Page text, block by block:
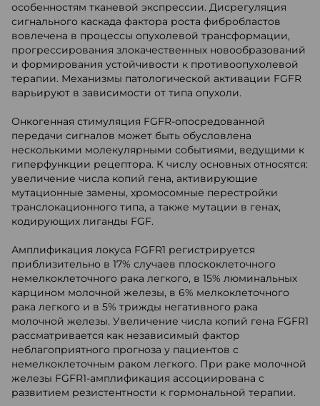
особенностям тканевой экспрессии. Дисрегуляция
сигнального каскада фактора роста фибробластов
вовлечена в процессы опухолевой трансформации,
прогрессирования злокачественных новообразований
и формирования устойчивости к противоопухолевой
терапии. Механизмы патологической активации FGFR
варьируют в зависимости от типа опухоли.
Онкогенная стимуляция FGFR-опосредованной
передачи сигналов может быть обусловлена
несколькими молекулярными событиями, ведущими к
гиперфункции рецептора. К числу основных относятся:
увеличение числа копий гена, активирующие
мутационные замены, хромосомные перестройки
транслокационного типа, а также мутации в генах,
кодирующих лиганды FGF.
Амплификация локуса FGFR1 регистрируется
приблизительно в 17% случаев плоскоклеточного
немелкоклеточного рака легкого, в 15% люминальных
карцином молочной железы, в 6% мелкоклеточного
рака легкого и в 5% трижды негативного рака
молочной железы. Увеличение числа копий гена FGFR1
рассматривается как независимый фактор
неблагоприятного прогноза у пациентов с
немелкоклеточным раком легкого. При раке молочной
железы FGFR1-амплификация ассоциирована с
развитием резистентности к гормональной терапии.